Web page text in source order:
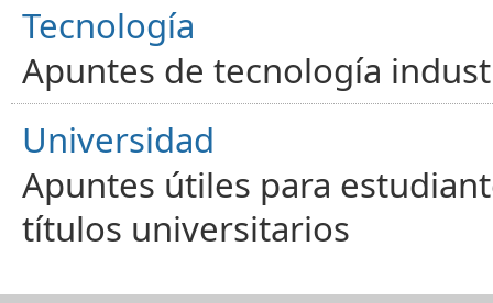
Tecnología
Apuntes de tecnología
Universidad
Apuntes útiles para
títulos universitarios